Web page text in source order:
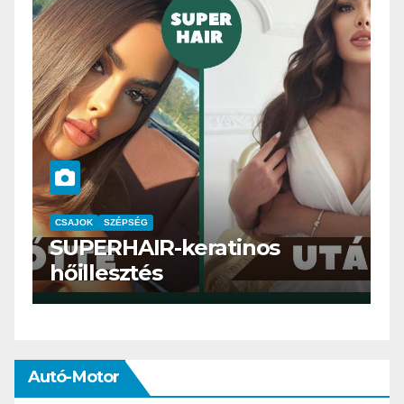
CSAJOK SMINK SZÉPSÉG
Szemöldök
meg mi?
Autó-Motor